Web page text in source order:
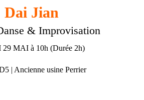
Dai Jian
& Improvisation
29 MAI à 10h (Durée 2h)
| Ancienne usine Perrier